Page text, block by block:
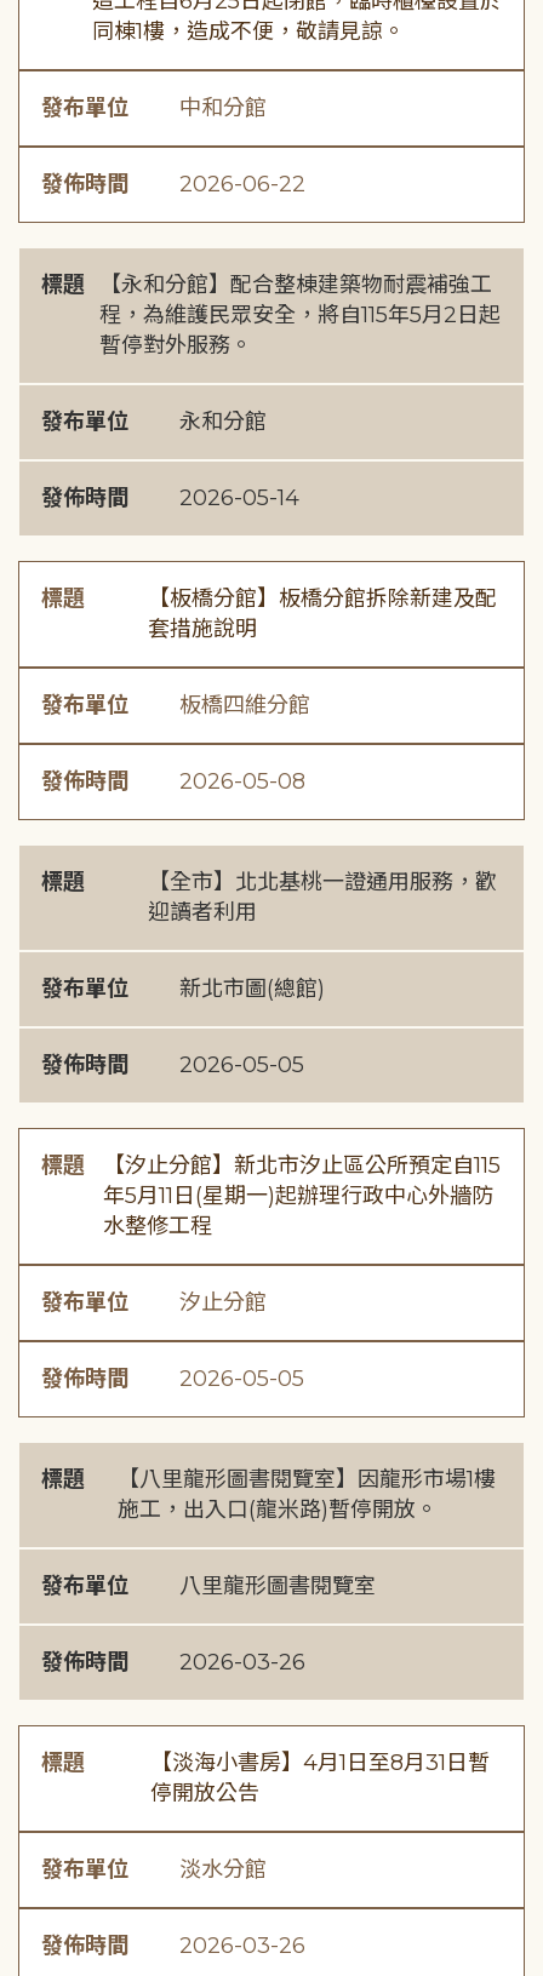
同棟1樓，造成不便，敬請見諒。
發布單位 中和分館
發佈時間 2026-06-22
標題
【永和分館】配合整棟建築物耐震補強工
程，為維護民眾安全，將自115年5月2日起
暫停對外服務。
發布單位 永和分館
發佈時間 2026-05-14
標題
【板橋分館】板橋分館拆除新建及配
套措施說明
發布單位 板橋四維分館
發佈時間 2026-05-08
標題
【全市】北北基桃一證通用服務，歡
迎讀者利用
發布單位 新北市圖(總館)
發佈時間 2026-05-05
標題
【汐止分館】新北市汐止區公所預定自115
年5月11日(星期一)起辦理行政中心外牆防
水整修工程
發布單位 汐止分館
發佈時間 2026-05-05
標題
【八里龍形圖書閱覽室】因龍形市場1樓
施工，出入口(龍米路)暫停開放。
發布單位 八里龍形圖書閱覽室
發佈時間 2026-03-26
標題
【淡海小書房】4月1日至8月31日暫
停開放公告
發布單位 淡水分館
發佈時間 2026-03-26